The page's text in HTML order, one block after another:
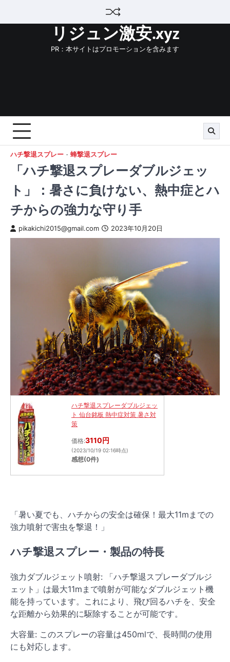
リジュン激安.xyz
PR：本サイトはプロモーションを含みます
ハチ撃退スプレー 蜂撃退スプレー
「ハチ撃退スプレーダブルジェッ
ト」：暑さに負けない、熱中症とハ
チからの強力な守り手
pikakichi2015@gmail.com 2023年10月20日
ハチ撃退スプレーダブルジェッ
ト 仙台銘板 熱中症対策 暑さ対
策
価格:3110円
(2023/10/19 02:16時点)
感想(0件)
「暑い夏でも、ハチからの安全は確保！最大11mまでの
強力噴射で害虫を撃退！」
ハチ撃退スプレー・製品の特長
強力ダブルジェット噴射: 「ハチ撃退スプレーダブルジ
ェット」は最大11mまで噴射が可能なダブルジェット機
能を持っています。これにより、飛び回るハチを、安全
な距離から効果的に駆除することが可能です。
大容量: このスプレーの容量は450mlで、長時間の使用
にも対応します。